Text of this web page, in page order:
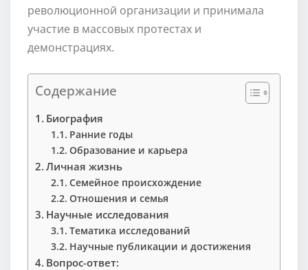
революционной организации и принимала
участие в массовых протестах и
демонстрациях.
Содержание
Биография
Ранние годы
Образование и карьера
Личная жизнь
Семейное происхождение
Отношения и семья
Научные исследования
Тематика исследований
Научные публикации и достижения
Вопрос-ответ: